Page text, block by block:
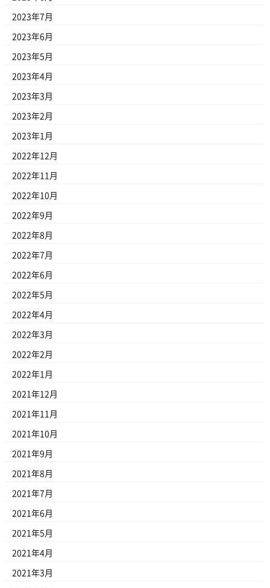
2023年7月
2023年6月
2023年5月
2023年4月
2023年3月
2023年2月
2023年1月
2022年12月
2022年11月
2022年10月
2022年9月
2022年8月
2022年7月
2022年6月
2022年5月
2022年4月
2022年3月
2022年2月
2022年1月
2021年12月
2021年11月
2021年10月
2021年9月
2021年8月
2021年7月
2021年6月
2021年5月
2021年4月
2021年3月